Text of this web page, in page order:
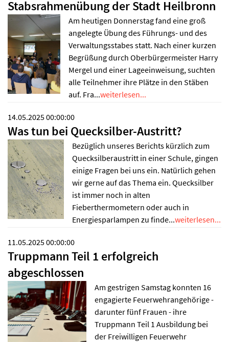
Stabsrahmenübung der Stadt Heilbronn
Am heutigen Donnerstag fand eine groß
angelegte Übung des Führungs- und des
Verwaltungsstabes statt. Nach einer kurzen
Begrüßung durch Oberbürgermeister Harry
Mergel und einer Lageeinweisung, suchten
alle Teilnehmer ihre Plätze in den Stäben
auf. Fra...weiterlesen...
14.05.2025 00:00:00
Was tun bei Quecksilber-Austritt?
Bezüglich unseres Berichts kürzlich zum
Quecksilberaustritt in einer Schule, gingen
einige Fragen bei uns ein. Natürlich gehen
wir gerne auf das Thema ein. Quecksilber
ist immer noch in alten
Fieberthermometern oder auch in
Energiesparlampen zu finde...weiterlesen...
11.05.2025 00:00:00
Truppmann Teil 1 erfolgreich
abgeschlossen
Am gestrigen Samstag konnten 16
engagierte Feuerwehrangehörige -
darunter fünf Frauen - ihre
Truppmann Teil 1 Ausbildung bei
der Freiwilligen Feuerwehr